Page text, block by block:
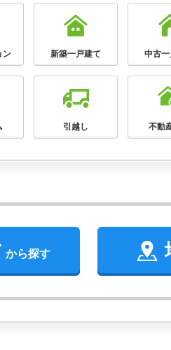
ン 新築一戸建て 中古
引越し 不動
から探す